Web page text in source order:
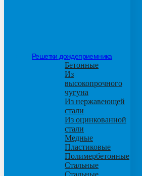
Решетки дождеприемника
Бетонные
Из
высокопрочного
чугуна
Из нержавеющей
стали
Из оцинкованной
стали
Медные
Пластиковые
Полимербетонные
Стальные
Стальные